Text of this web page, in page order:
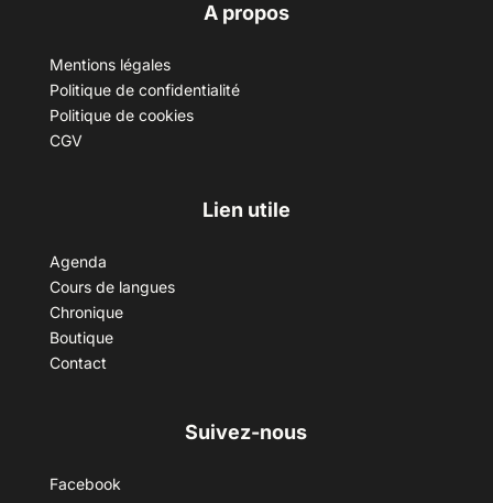
A propos
Mentions légales
Politique de confidentialité
Politique de cookies
CGV
Lien utile
Agenda
Cours de langues
Chronique
Boutique
Contact
Suivez-nous
Facebook